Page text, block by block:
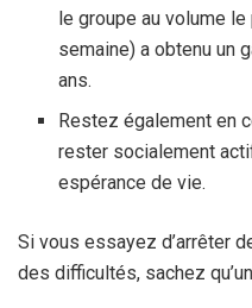
le groupe au volume
semaine) a obtenu un
ans.
Restez également en
rester socialement
espérance de vie.
Si vous essayez d’arrêter
des difficultés, sachez